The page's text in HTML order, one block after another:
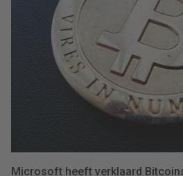
Microsoft heeft verklaard